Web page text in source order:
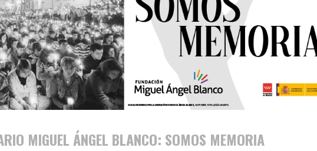
MIGUEL ÁNGEL BLANCO: SOMOS MEMORIA